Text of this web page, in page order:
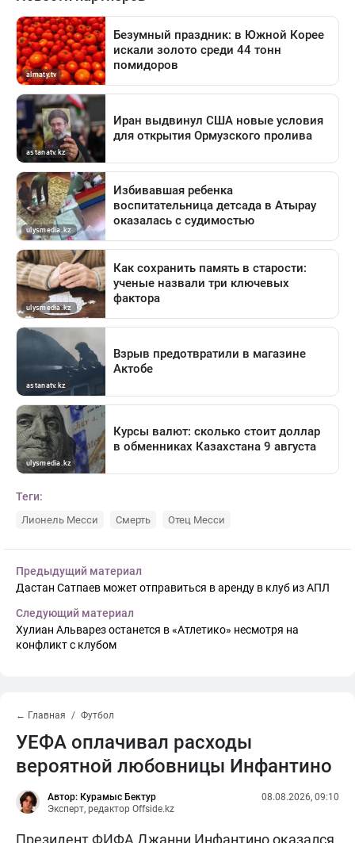
Теги:
Лионель Месси Смерть Отец Месси
Предыдущий материал
Дастан Сатпаев может отправиться в аренду в клуб из АПЛ
Следующий материал
Хулиан Альварез останется в «Атлетико» несмотря на
конфликт с клубом
← Главная Футбол
УЕФА оплачивал расходы
вероятной любовницы Инфантино
Автор: Курамыс Бектур
Эксперт, редактор Offside.kz
08.08.2026, 09:10
Президент ФИФА Джанни Инфантино оказался